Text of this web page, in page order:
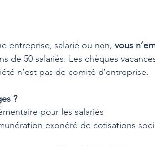
entreprise, salarié ou non, vous
de 50 salariés. Les chèques
n’est pas de comité d’entreprise.
?
pour les salariés
exonéré de cotisations